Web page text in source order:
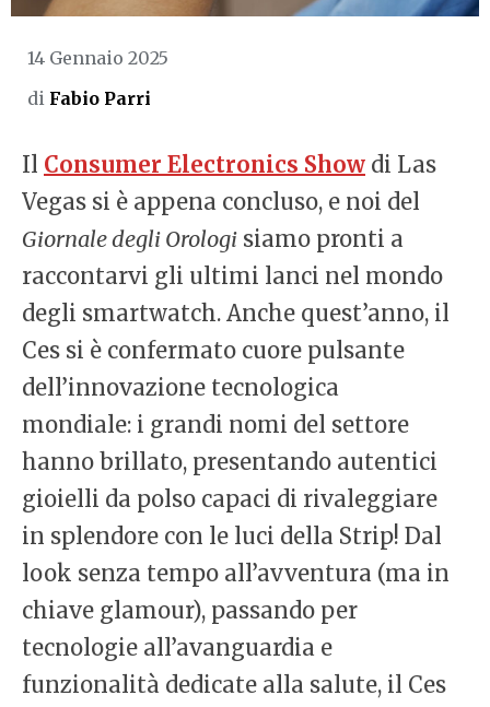
14 Gennaio 2025
di Fabio Parri
Il Consumer Electronics Show di Las
Vegas si è appena concluso, e noi del
Giornale degli Orologi siamo pronti a
raccontarvi gli ultimi lanci nel mondo
degli smartwatch. Anche quest’anno, il
Ces si è confermato cuore pulsante
dell’innovazione tecnologica
mondiale: i grandi nomi del settore
hanno brillato, presentando autentici
gioielli da polso capaci di rivaleggiare
in splendore con le luci della Strip! Dal
look senza tempo all’avventura (ma in
chiave glamour), passando per
tecnologie all’avanguardia e
funzionalità dedicate alla salute, il Ces